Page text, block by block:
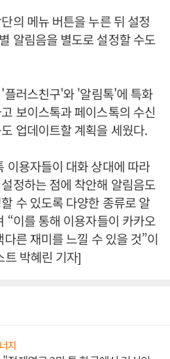
의 메뉴 버튼을 누른 뒤 설정
알림음을 별도로 설정할 수도
러스친구'와 '알림톡'에 특화
보이스톡과 페이스톡의 수신
업데이트할 계획을 세웠다.
이용자들이 대화 상대에 따라
정하는 점에 착안해 알림음도
수 있도록 다양한 종류로 알
“이를 통해 이용자들이 카카오
른 재미를 느낄 수 있을 것”이
트 박혜린 기자]
지